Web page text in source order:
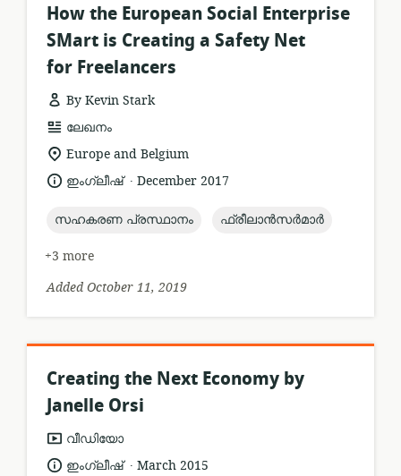
How the European Social Enterprise
SMart is Creating a Safety Net
for Freelancers
By Kevin Stark
resource
format:
ലേഖനം
location
relevance:
Europe and Belgium
language:
ഇംഗ്ലീഷ് .
dateDecember 2017
topic:
സഹകരണ പ്രസ്ഥാനം topic:
ഫ്രീലാൻസർമാർ
+3 more
Added October 11, 2019
Creating the Next Economy by
Janelle Orsi
resource
format:
വീഡിയോ
language:
ഇംഗ്ലീഷ് .
dateMarch 2015